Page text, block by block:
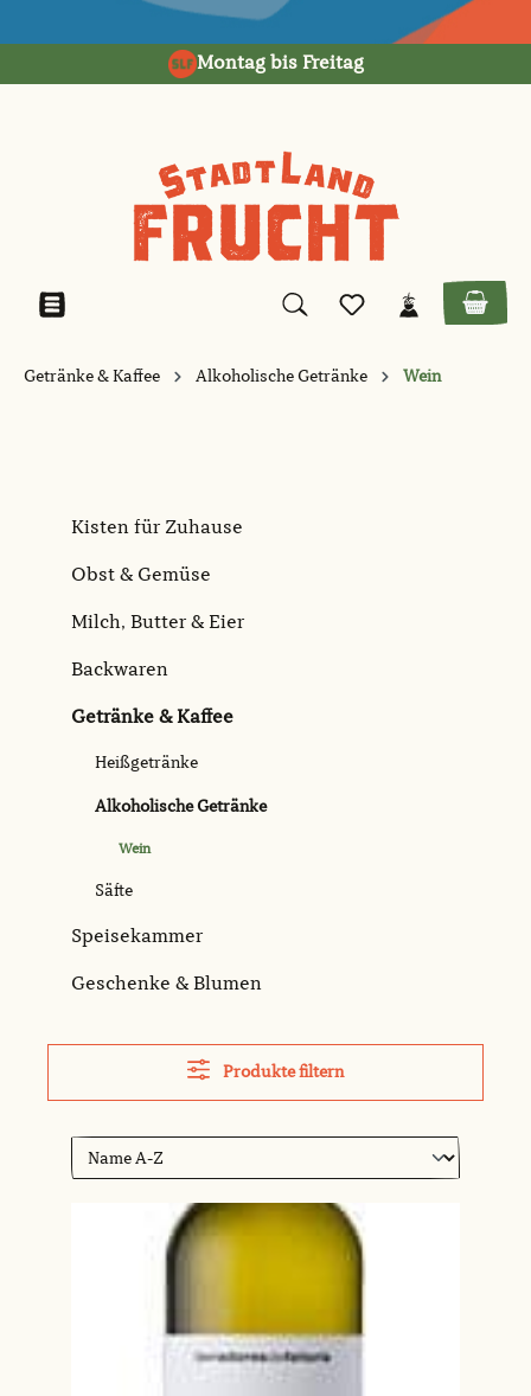
Montag bis Freitag
Getränke & Kaffee Alkoholische Getränke Wein
Kisten für Zuhause
Obst & Gemüse
Milch, Butter & Eier
Backwaren
Getränke & Kaffee
Heißgetränke
Alkoholische Getränke
Wein
Säfte
Speisekammer
Geschenke & Blumen
Produkte filtern